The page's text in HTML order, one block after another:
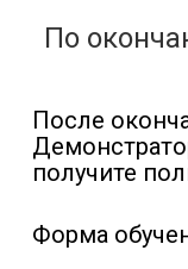
По
После
получите
Форма